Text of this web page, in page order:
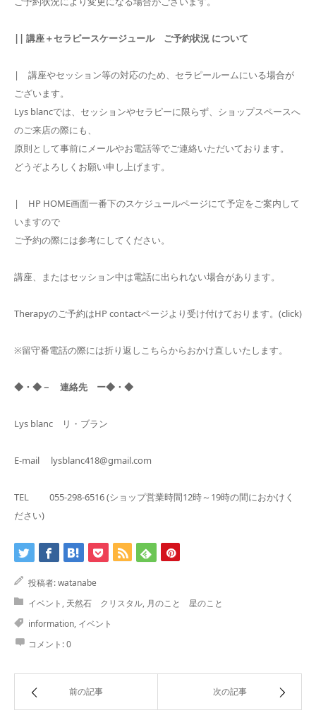
|| 講座＋セラピースケージュール ご予約状況 について
| 講座やセッション等の対応のため、セラピールームにいる場合が
ございます。
Lys blancでは、セッションやセラピーに限らず、ショップスペースへ
のご来店の際にも、
原則として事前にメールやお電話等でご連絡いただいております。
どうぞよろしくお願い申し上げます。
| HP HOME画面一番下のスケジュールページにて予定をご案内して
いますので
ご予約の際には参考にしてください。
講座、またはセッション中は電話に出られない場合があります。
Therapyのご予約はHP contactページより受け付けております。(click)
※留守番電話の際には折り返しこちらからおかけ直しいたします。
◆・◆－ 連絡先 ー◆・◆
Lys blanc リ・ブラン
E-mail lysblanc418@gmail.com
TEL 055-298-6516 (ショップ営業時間12時～19時の間におかけく
ださい)
投稿者:watanabe
イベント , 天然石 クリスタル, 月のこと 星のこと
information, イベント
コメント:0
前の記事 次の記事